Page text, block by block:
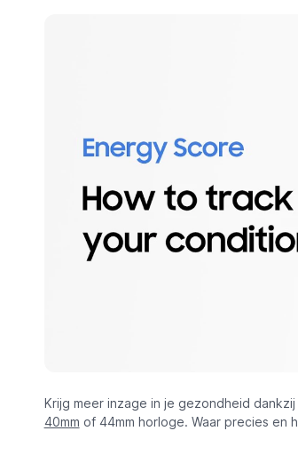
Krijg meer inzage in je gezondheid
40mm of 44mm horloge. Waar precies en